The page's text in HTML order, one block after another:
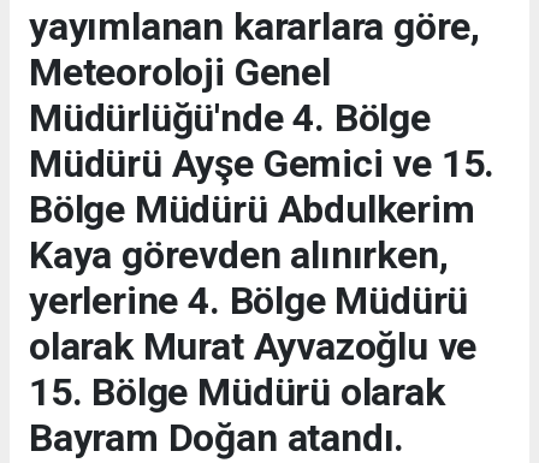
yayımlanan kararlara göre,
Meteoroloji Genel
Müdürlüğü'nde 4. Bölge
Müdürü Ayşe Gemici ve 15.
Bölge Müdürü Abdulkerim
Kaya görevden alınırken,
yerlerine 4. Bölge Müdürü
olarak Murat Ayvazoğlu ve
15. Bölge Müdürü olarak
Bayram Doğan atandı.